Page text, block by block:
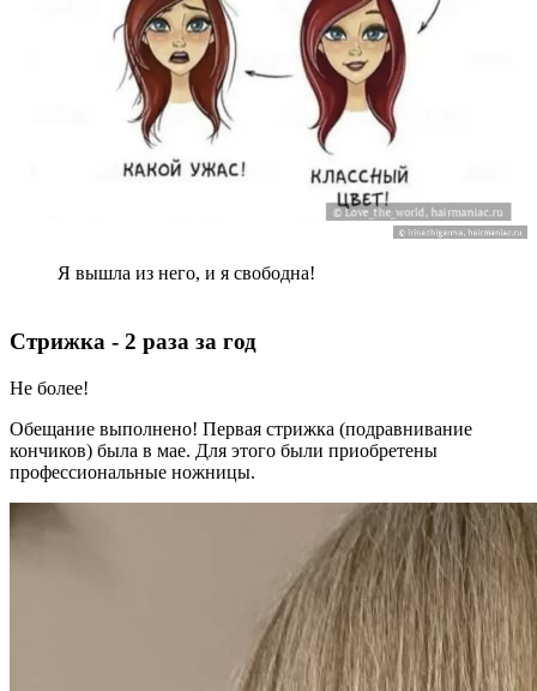
Я вышла из него, и я свободнa!
Стрижка - 2 раза за год
Не более!
Обещание выполнено! Первая стрижка (подравнивание
кончиков) была в мае. Для этого были приобретены
профессиональные ножницы.